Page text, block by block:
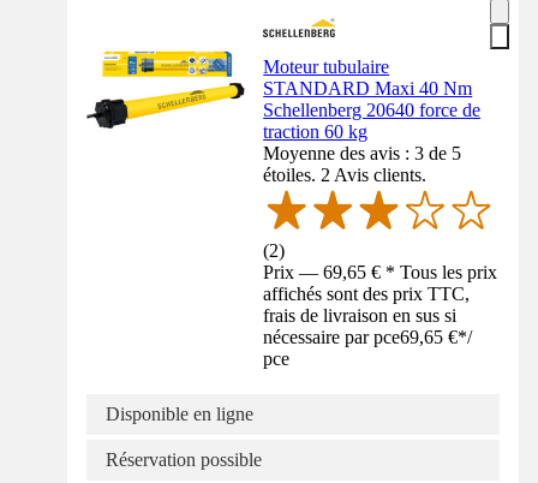
Moteur tubulaire
STANDARD Maxi 40 Nm
Schellenberg 20640 force de
traction 60 kg
Moyenne des avis : 3 de 5
étoiles. 2 Avis clients.
(2)
Prix — 69,65 € * Tous les prix
affichés sont des prix TTC,
frais de livraison en sus si
nécessaire par pce69,65 €*/
pce
Disponible en ligne
Réservation possible